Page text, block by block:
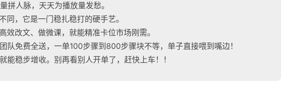
拼人脉，天天为播放量发愁。
同，它是一门稳扎稳打的硬手艺。
效改文、做微课，就能精准卡位市场刚需。
队免费全送，一单100步骤到800步骤块不等，单子直接喂到嘴边！
能稳步增收。别再看别人开单了，赶快上车！！